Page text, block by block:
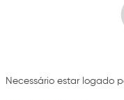
Necessário estar logado